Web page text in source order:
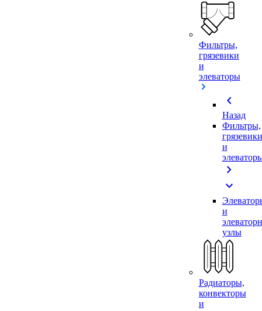
Фильтры,
грязевики
и
элеваторы
chevron_left
Назад
Фильтры,
грязевики
и
chevron_right
expand_more
и
узлы
Радиаторы,
конвекторы
и